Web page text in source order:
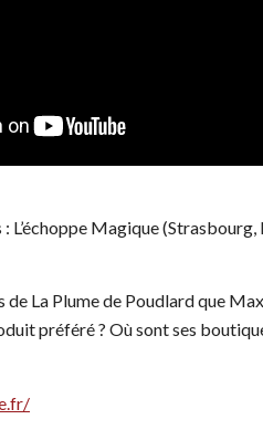
L’échoppe Magique
de La Plume de Poudlard que
préféré ? Où sont ses